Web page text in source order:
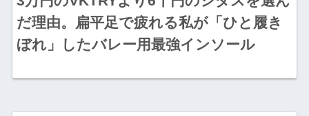
だ理由。扁平足で疲れる私が「ひと履き
ぼれ」したバレー用最強インソール